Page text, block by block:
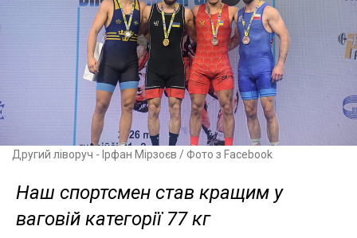
Другий ліворуч - Ірфан Мірзоєв / Фото з Facebook
Наш спортсмен став кращим у
ваговій категорії 77 кг